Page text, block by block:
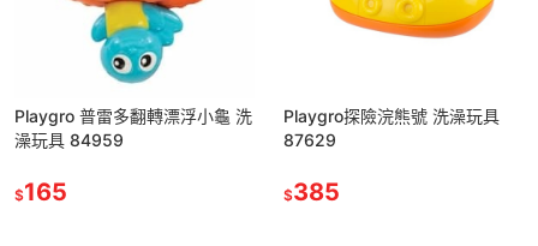
Playgro 普雷多翻轉漂浮小龜 洗
澡玩具 84959
$165
Playgro探險浣熊號 洗澡玩具
87629
$385